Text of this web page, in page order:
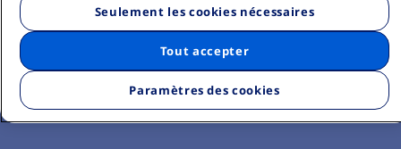
Paramètres des cookies
Seulement les cookies nécessaires
Tout accepter